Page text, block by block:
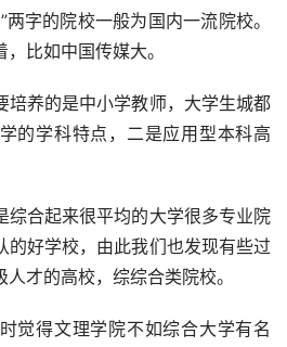
字的院校一般为国内一流院校。
比如中国传媒大。
培养的是中小学教师，大学生城都
的学科特点，二是应用型本科高
综合起来很平均的大学很多专业院
的好学校，由此我们也发现有些过
才的高校，综综合类院校。
觉得文理学院不如综合大学有名